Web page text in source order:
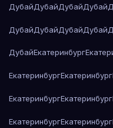
ДубайДубайДубайДубай
ДубайДубайДубайДубай
ДубайЕкатеринбург
ЕкатеринбургЕкатеринбург
ЕкатеринбургЕкатеринбург
ЕкатеринбургЕкатеринбург